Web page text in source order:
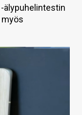
älypuhelintestin